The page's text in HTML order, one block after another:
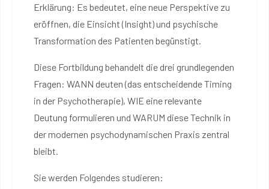
Erklärung: Es bedeutet, eine neue Perspektive zu
eröffnen, die Einsicht (Insight) und psychische
Transformation des Patienten begünstigt.
Diese Fortbildung behandelt die drei grundlegenden
Fragen: WANN deuten (das entscheidende Timing
in der Psychotherapie), WIE eine relevante
Deutung formulieren und WARUM diese Technik in
der modernen psychodynamischen Praxis zentral
bleibt.
Sie werden Folgendes studieren: